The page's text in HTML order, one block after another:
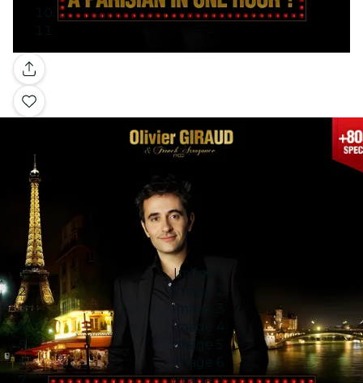
Galerie
Image 1
Image 3
Image 4
Image 5
Image 6